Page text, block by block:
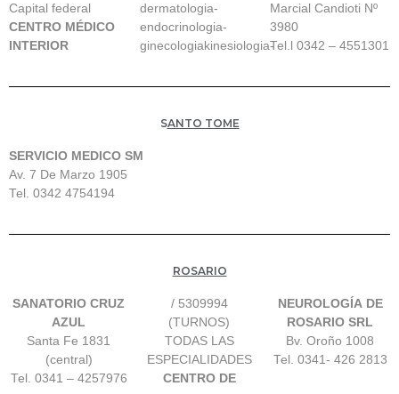
Capital federal
CENTRO MÉDICO
INTERIOR
dermatologia-
endocrinologia-
ginecologiakinesiologia-
Marcial Candioti Nº
3980
Tel.l 0342 – 4551301
SANTO TOME
SERVICIO MEDICO SM
Av. 7 De Marzo 1905
Tel. 0342 4754194
ROSARIO
SANATORIO CRUZ
AZUL
Santa Fe 1831
(central)
Tel. 0341 – 4257976
/ 5309994
(TURNOS)
TODAS LAS
ESPECIALIDADES
CENTRO DE
NEUROLOGÍA DE
ROSARIO SRL
Bv. Oroño 1008
Tel. 0341- 426 2813